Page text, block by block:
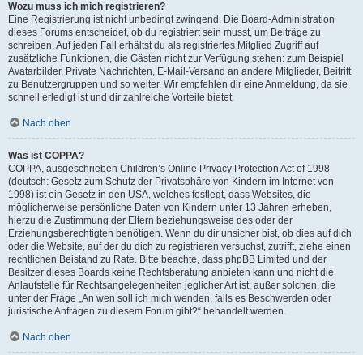
Wozu muss ich mich registrieren?
Eine Registrierung ist nicht unbedingt zwingend. Die Board-Administration
dieses Forums entscheidet, ob du registriert sein musst, um Beiträge zu
schreiben. Auf jeden Fall erhältst du als registriertes Mitglied Zugriff auf
zusätzliche Funktionen, die Gästen nicht zur Verfügung stehen: zum Beispiel
Avatarbilder, Private Nachrichten, E-Mail-Versand an andere Mitglieder, Beitritt
zu Benutzergruppen und so weiter. Wir empfehlen dir eine Anmeldung, da sie
schnell erledigt ist und dir zahlreiche Vorteile bietet.
Nach oben
Was ist COPPA?
COPPA, ausgeschrieben Children’s Online Privacy Protection Act of 1998
(deutsch: Gesetz zum Schutz der Privatsphäre von Kindern im Internet von
1998) ist ein Gesetz in den USA, welches festlegt, dass Websites, die
möglicherweise persönliche Daten von Kindern unter 13 Jahren erheben,
hierzu die Zustimmung der Eltern beziehungsweise des oder der
Erziehungsberechtigten benötigen. Wenn du dir unsicher bist, ob dies auf dich
oder die Website, auf der du dich zu registrieren versuchst, zutrifft, ziehe einen
rechtlichen Beistand zu Rate. Bitte beachte, dass phpBB Limited und der
Besitzer dieses Boards keine Rechtsberatung anbieten kann und nicht die
Anlaufstelle für Rechtsangelegenheiten jeglicher Art ist; außer solchen, die
unter der Frage „An wen soll ich mich wenden, falls es Beschwerden oder
juristische Anfragen zu diesem Forum gibt?“ behandelt werden.
Nach oben